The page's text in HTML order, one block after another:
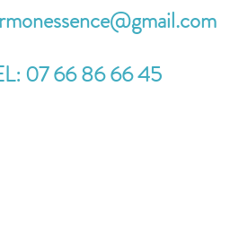
07 66 86 66 45